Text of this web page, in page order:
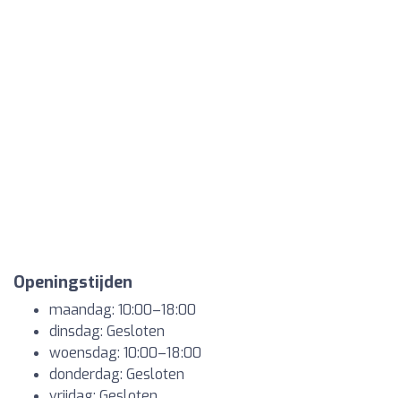
Openingstijden
maandag: 10:00–18:00
dinsdag: Gesloten
woensdag: 10:00–18:00
donderdag: Gesloten